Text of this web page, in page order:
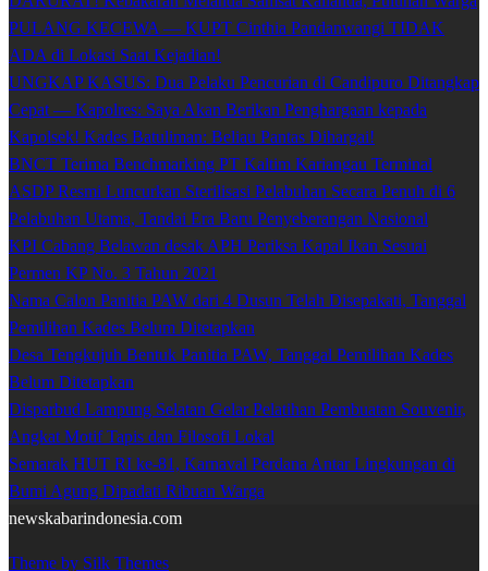
PULANG KECEWA — KUPT Cinthia Pandanwangi TIDAK
ADA di Lokasi Saat Kejadian!
UNGKAP KASUS: Dua Pelaku Pencurian di Candipuro Ditangkap
Cepat — Kapolres: Saya Akan Berikan Penghargaan kepada
Kapolsek! Kades Batuliman: Beliau Pantas Dihargai!
BNCT Terima Benchmarking PT Kaltim Kariangau Terminal
ASDP Resmi Luncurkan Sterilisasi Pelabuhan Secara Penuh di 6
Pelabuhan Utama, Tandai Era Baru Penyeberangan Nasional
KPI Cabang Belawan desak APH Periksa Kapal Ikan Sesuai
Permen KP No. 3 Tahun 2021
Nama Calon Panitia PAW dari 4 Dusun Telah Disepakati, Tanggal
Pemilihan Kades Belum Ditetapkan
Desa Tengkujuh Bentuk Panitia PAW, Tanggal Pemilihan Kades
Belum Ditetapkan
Disparbud Lampung Selatan Gelar Pelatihan Pembuatan Souvenir,
Angkat Motif Tapis dan Filosofi Lokal
Semarak HUT RI ke-81, Karnaval Perdana Antar Lingkungan di
Bumi Agung Dipadati Ribuan Warga
newskabarindonesia.com
Theme by Silk Themes